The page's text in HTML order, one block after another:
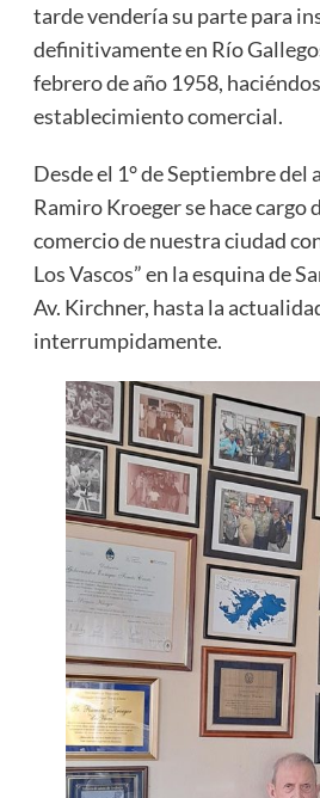
tarde vendería su parte para
definitivamente en Río
febrero de año 1958,
establecimiento comercial.
Desde el 1° de Septiembre del
Ramiro Kroeger se hace cargo
comercio de nuestra ciudad
Los Vascos” en la esquina de
Av. Kirchner, hasta la
interrumpidamente.